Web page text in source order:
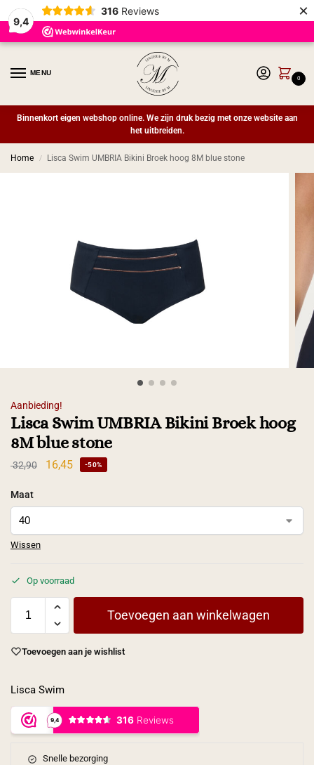
9,4
316 Reviews ×
MENU
0
Binnenkort eigen webshop online. We zijn druk bezig met onze website aan
het uitbreiden.
Home / Lisca Swim UMBRIA Bikini Broek hoog 8M blue stone
Aanbieding!
Lisca Swim UMBRIA Bikini Broek hoog
8M blue stone
32,90 16,45 -50%
Maat
Wissen
Op voorraad
Toevoegen aan winkelwagen
Toevoegen aan je wishlist
Lisca Swim
Snelle bezorging